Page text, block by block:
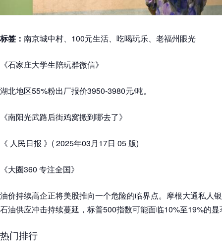
标签： 南京城中村、100元生活、吃喝玩乐、老福州眼光
《石家庄大学生陪玩群微信》
湖北地区55%粉出厂报价3950-3980元/吨。
《南阳光武路后街鸡窝搬到哪去了》
《 人民日报 》( 2025年03月17日 05 版)
《大圈360 专注全国》
油价持续高企正将美股推向一个危险的临界点。摩根大通私人
石油供应冲击持续蔓延，标普500指数可能面临10%至19%的
热门排行